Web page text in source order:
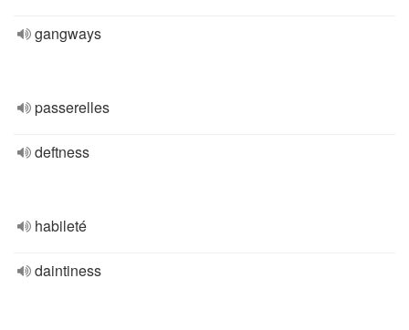
gangways
passerelles
deftness
habileté
daintiness